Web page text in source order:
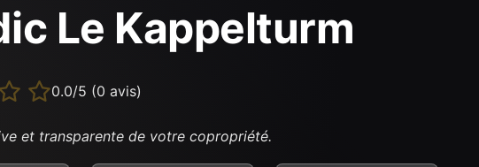
Le Kappelturm
0.0/5 (0 avis)
et transparente de votre copropriété.